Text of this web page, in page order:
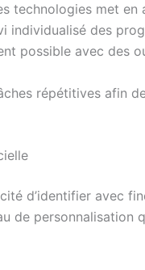
technologies met
des
possible avec des
répétitives afin
d’identifier avec
de